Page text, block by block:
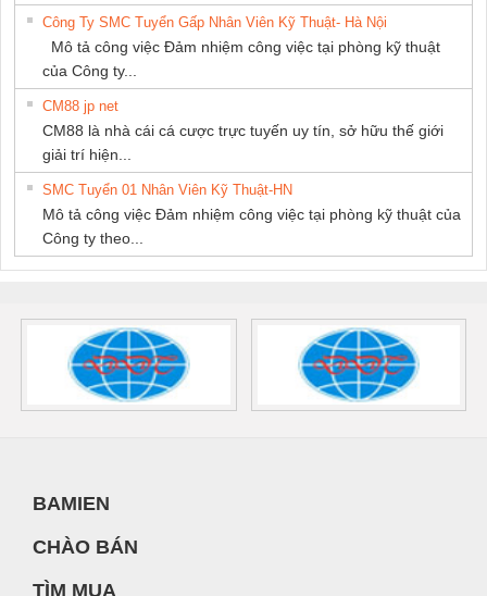
Công Ty SMC Tuyển Gấp Nhân Viên Kỹ Thuật- Hà Nội
Mô tả công việc Đảm nhiệm công việc tại phòng kỹ thuật
của Công ty...
CM88 jp net
CM88 là nhà cái cá cược trực tuyến uy tín, sở hữu thế giới
giải trí hiện...
SMC Tuyển 01 Nhân Viên Kỹ Thuật-HN
Mô tả công việc Đảm nhiệm công việc tại phòng kỹ thuật của
Công ty theo...
BAMIEN
CHÀO BÁN
TÌM MUA